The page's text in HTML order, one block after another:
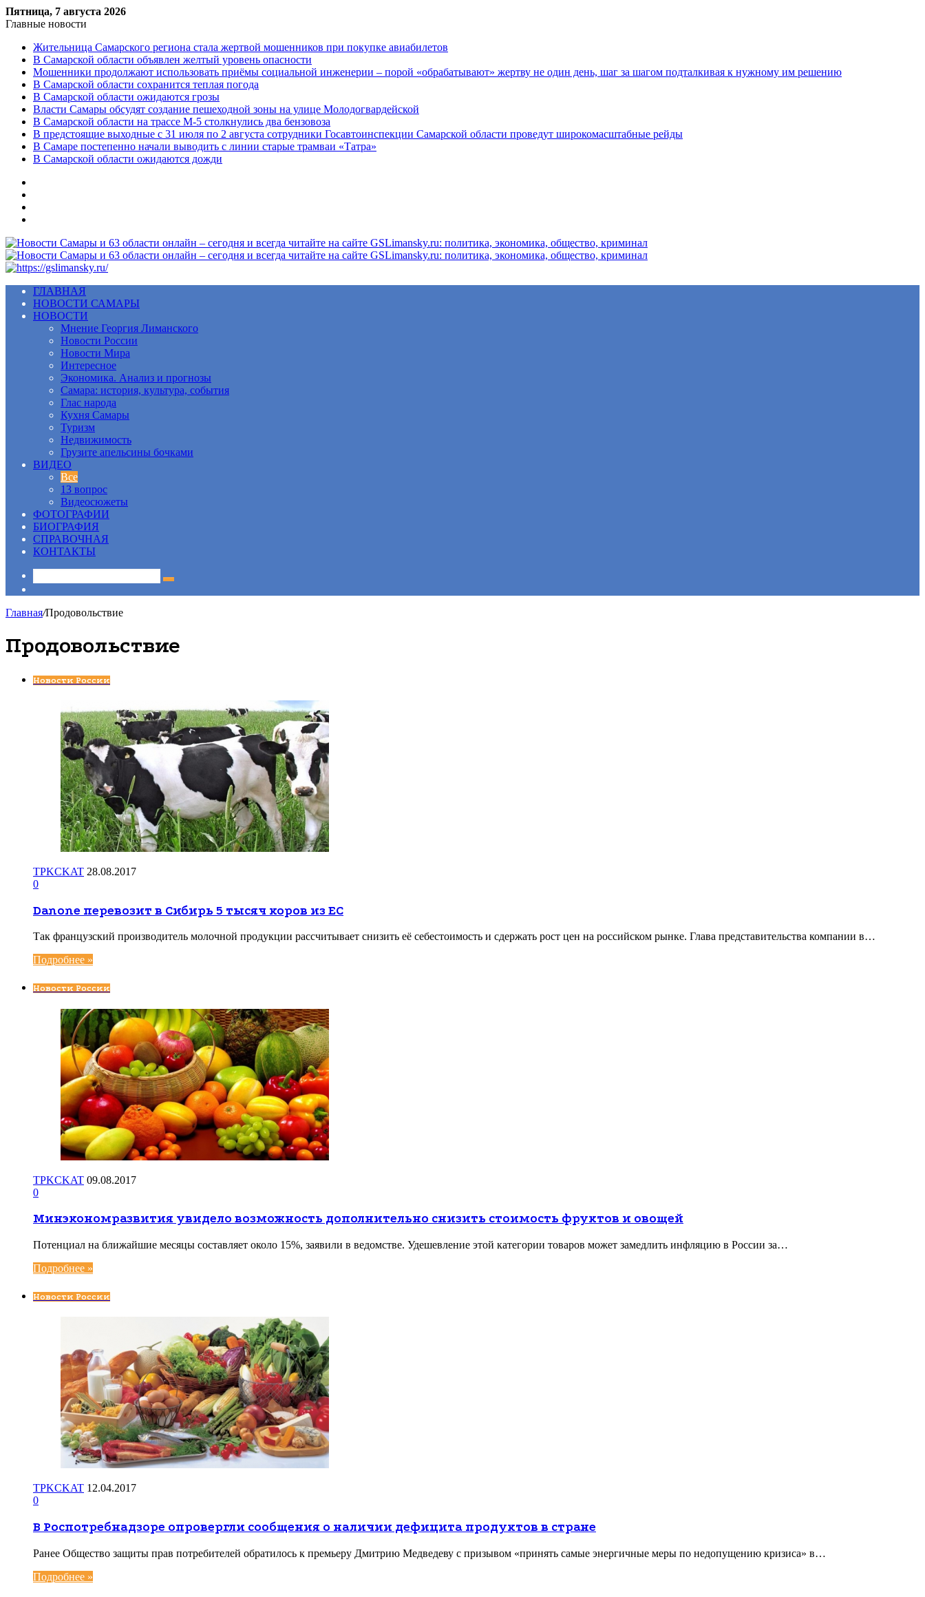
Пятница, 7 августа 2026
Главные новости
Жительница Самарского региона стала жертвой мошенников при покупке авиабилетов
В Самарской области объявлен желтый уровень опасности
Мошенники продолжают использовать приёмы социальной инженерии – порой «обрабатывают» жертву не один день, шаг за шагом подталкивая к нужному им решению
В Самарской области сохранится теплая погода
В Самарской области ожидаются грозы
Власти Самары обсудят создание пешеходной зоны на улице Молодогвардейской
В Самарской области на трассе М-5 столкнулись два бензовоза
В предстоящие выходные с 31 июля по 2 августа сотрудники Госавтоинспекции Самарской области проведут широкомасштабные рейды
В Самаре постепенно начали выводить с линии старые трамваи «Татра»
В Самарской области ожидаются дожди
Меню
ГЛАВНАЯ
НОВОСТИ САМАРЫ
НОВОСТИ
Мнение Георгия Лиманского
Новости России
Новости Мира
Интересное
Экономика. Анализ и прогнозы
Самара: история, культура, события
Глас народа
Кухня Самары
Туризм
Недвижимость
Грузите апельсины бочками
ВИДЕО
Все
13 вопрос
Видеосюжеты
ФОТОГРАФИИ
БИОГРАФИЯ
СПРАВОЧНАЯ
КОНТАКТЫ
Главная/Продовольствие
Продовольствие
Новости России
TPKCKAT 28.08.2017
0
Danone перевозит в Сибирь 5 тысяч коров из ЕС
Так французский производитель молочной продукции рассчитывает снизить её себестоимость и сдержать рост цен на российском рынке. Глава представительства компании в…
Подробнее »
Новости России
TPKCKAT 09.08.2017
0
Минэкономразвития увидело возможность дополнительно снизить стоимость фруктов и овощей
Потенциал на ближайшие месяцы составляет около 15%, заявили в ведомстве. Удешевление этой категории товаров может замедлить инфляцию в России за…
Подробнее »
Новости России
TPKCKAT 12.04.2017
0
В Роспотребнадзоре опровергли сообщения о наличии дефицита продуктов в стране
Ранее Общество защиты прав потребителей обратилось к премьеру Дмитрию Медведеву с призывом «принять самые энергичные меры по недопущению кризиса» в…
Подробнее »